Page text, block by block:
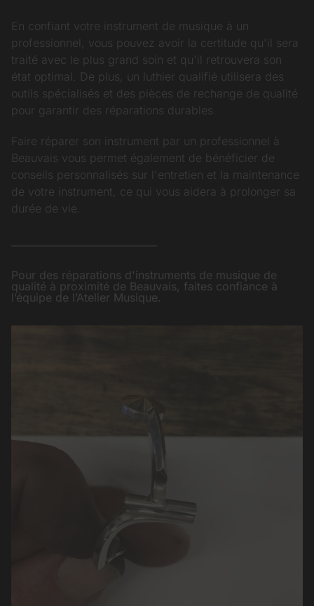
En confiant votre instrument de musique à un
professionnel, vous pouvez avoir la certitude qu'il sera
traité avec le plus grand soin et qu'il retrouvera son
état optimal. De plus, un luthier qualifié utilisera des
outils spécialisés et des pièces de rechange de qualité
pour garantir des réparations durables.
Faire réparer son instrument par un professionnel à
Beauvais vous permet également de bénéficier de
conseils personnalisés sur l'entretien et la maintenance
de votre instrument, ce qui vous aidera à prolonger sa
durée de vie.
Pour des réparations d'instruments de musique de
qualité à proximité de Beauvais, faites confiance à
l’équipe de l’Atelier Musique.